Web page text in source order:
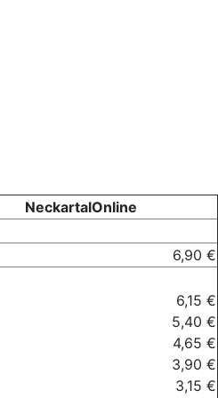
NeckartalOnline
6,90 €
6,15 €
5,40 €
4,65 €
3,90 €
3,15 €